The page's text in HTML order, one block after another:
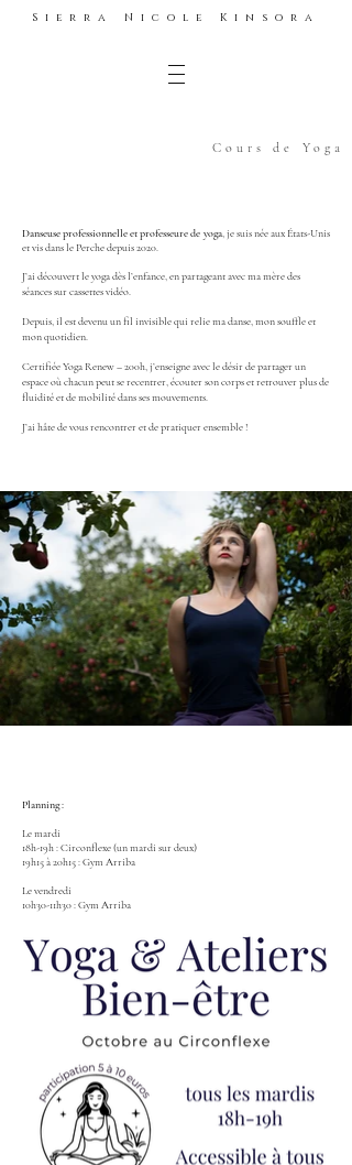
Sierra Nicole Kinsora
Cours de Yoga
Danseuse professionnelle et professeure de yoga, je suis née aux États-Unis
et vis dans le Perche depuis 2020.
J’ai découvert le yoga dès l’enfance, en partageant avec ma mère des
séances sur cassettes vidéo.
Depuis, il est devenu un fil invisible qui relie ma danse, mon souffle et
mon quotidien.
Certifiée Yoga Renew – 200h, j’enseigne avec le désir de partager un
espace où chacun peut se recentrer, écouter son corps et retrouver plus de
fluidité et de mobilité dans ses mouvements.
J’ai hâte de vous rencontrer et de pratiquer ensemble !
Planning :
Le mardi
18h-19h : Circonflexe (un mardi sur deux)
19h15 à 20h15 : Gym Arriba
Le vendredi
10h30-11h30 : Gym Arriba